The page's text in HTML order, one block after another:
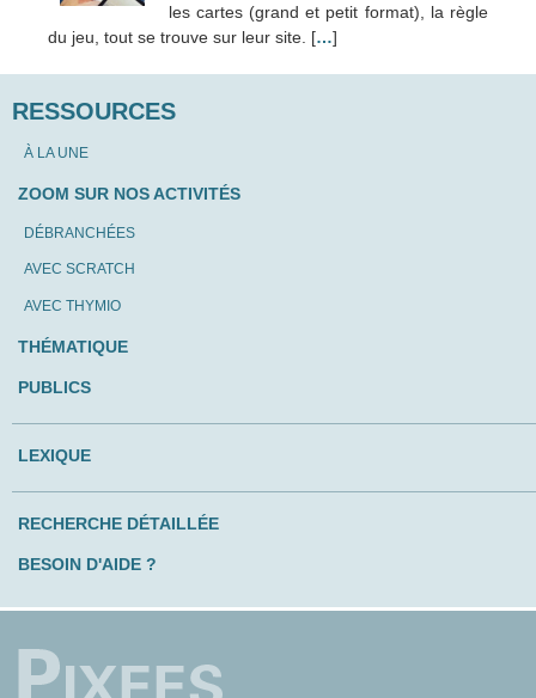
les cartes (grand et petit format), la règle
du jeu, tout se trouve sur leur site. […]
RESSOURCES
À LA UNE
ZOOM SUR NOS ACTIVITÉS
DÉBRANCHÉES
AVEC SCRATCH
AVEC THYMIO
THÉMATIQUE
PUBLICS
LEXIQUE
RECHERCHE DÉTAILLÉE
BESOIN D'AIDE ?